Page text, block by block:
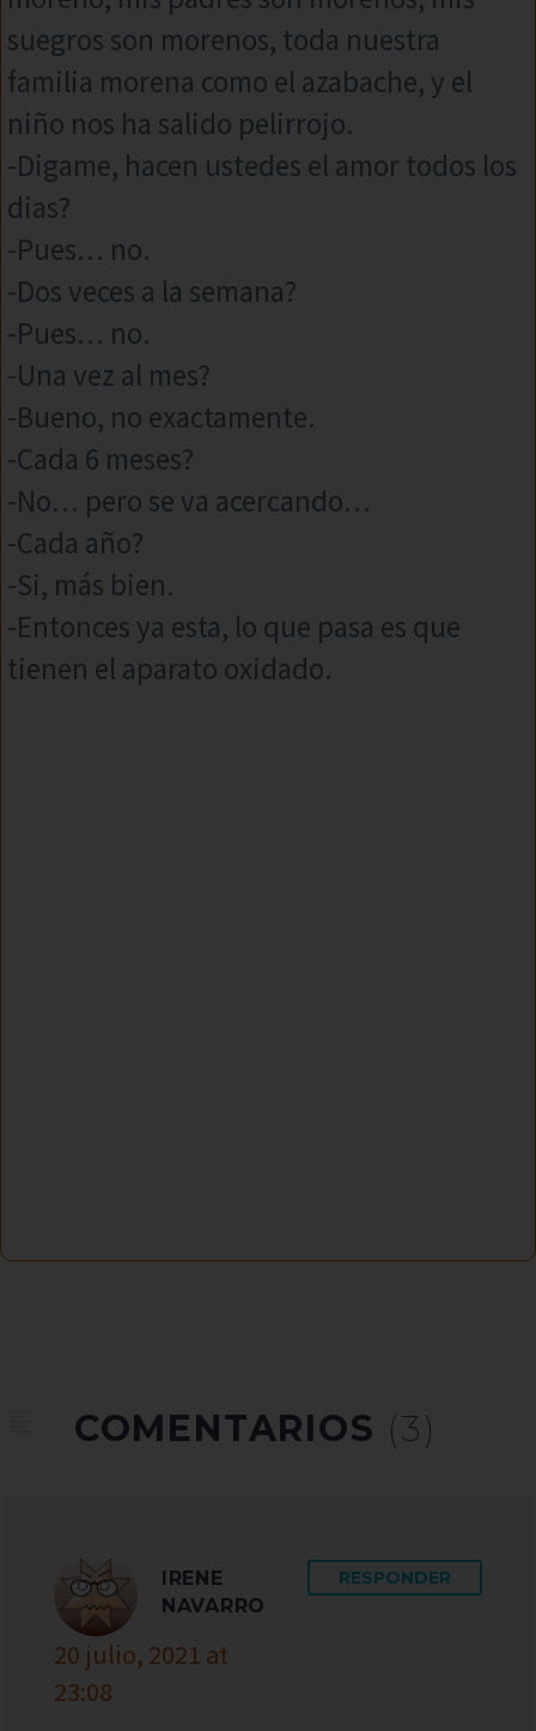
suegros son morenos, toda nuestra
familia morena como el azabache, y el
niño nos ha salido pelirrojo.
-Digame, hacen ustedes el amor todos los
dias?
-Pues… no.
-Dos veces a la semana?
-Pues… no.
-Una vez al mes?
-Bueno, no exactamente.
-Cada 6 meses?
-No… pero se va acercando…
-Cada año?
-Si, más bien.
-Entonces ya esta, lo que pasa es que
tienen el aparato oxidado.
COMENTARIOS (3)
IRENE
NAVARRO
20 julio, 2021 at
23:08
RESPONDER